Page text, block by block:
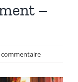
–
commentaire